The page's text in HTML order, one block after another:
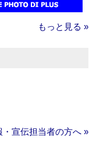
もっと見る »
・宣伝担当者の方へ »